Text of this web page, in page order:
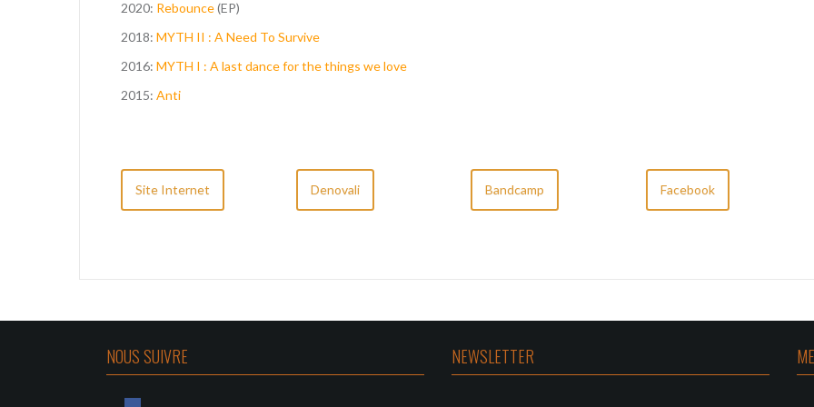
2020: Rebounce(EP)
2018: MYTH II : A Need To Survive
2016: MYTH I : A last dance for the things we love
2015: Anti
Site Internet Denovali Bandcamp Facebook
NOUS SUIVRE NEWSLETTER